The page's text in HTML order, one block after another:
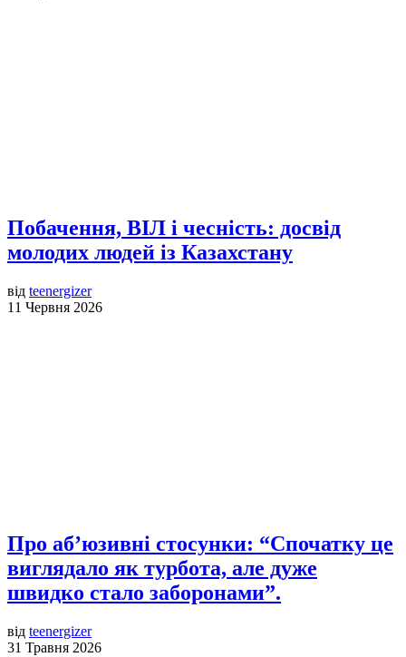
Побачення, ВІЛ і чесність: досвід
молодих людей із Казахстану
від teenergizer
11 Червня 2026
Про аб’юзивні стосунки: “Спочатку це
виглядало як турбота, але дуже
швидко стало заборонами”.
від teenergizer
31 Травня 2026